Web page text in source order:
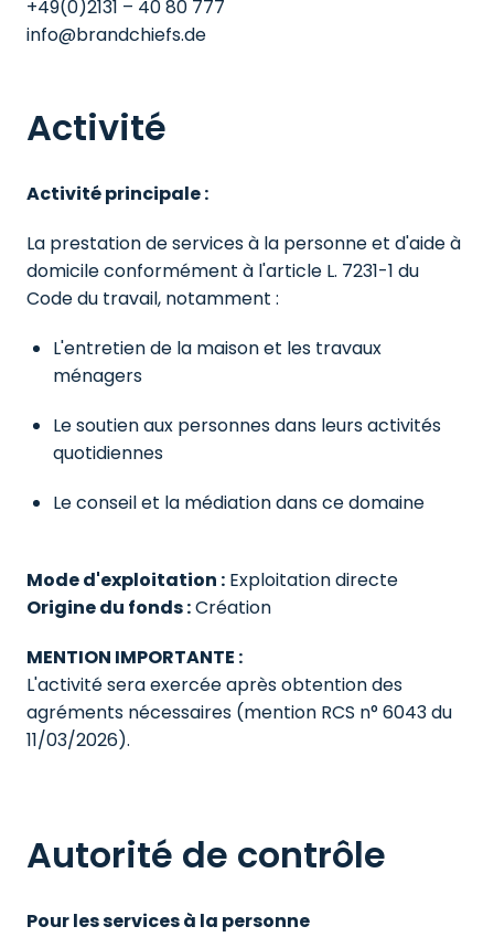
+49(0)2131 – 40 80 777
Activité
Activité principale :
La prestation de services à la personne et d'aide à
domicile conformément à l'article L. 7231-1 du
Code du travail, notamment :
L'entretien de la maison et les travaux
ménagers
Le soutien aux personnes dans leurs activités
quotidiennes
Le conseil et la médiation dans ce domaine
Mode d'exploitation :
Origine du fonds : Création
MENTION IMPORTANTE :
L'activité sera exercée après obtention des
agréments nécessaires (mention RCS n° 6043 du
11/03/2026).
Autorité de contrôle
Pour les services à la personne